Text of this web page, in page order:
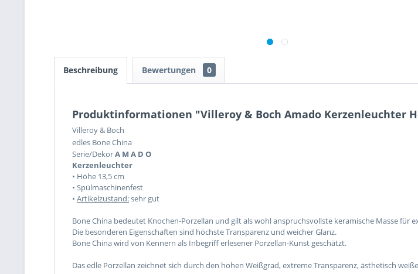
Beschreibung Bewertungen 0
Produktinformationen "Villeroy & Boch Amado Kerzenleuchter
Villeroy & Boch
edles Bone China
Serie/DekorA M A D O
Kerzenleuchter
• Höhe 13,5 cm
• Spülmaschinenfest
• Artikelzustand:sehr gut
Bone China bedeutet Knochen-Porzellan und gilt als wohl anspruchsvollste keramische Masse für
Die besonderen Eigenschaften sind höchste Transparenz und weicher Glanz.
Bone China wird von Kennern als Inbegriff erlesener Porzellan-Kunst geschätzt.
Das edle Porzellan zeichnet sich durch den hohen Weißgrad, extreme Transparenz, ästhetisch